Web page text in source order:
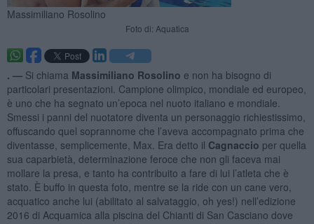
Massimiliano Rosolino
Foto di: Aquatica
. — Si chiama Massimiliano Rosolino e non ha bisogno di
particolari presentazioni. Campione olimpico, mondiale ed europeo,
è uno che ha segnato un’epoca nel nuoto italiano e mondiale.
Smessi i panni del nuotatore diventa un personaggio richiestissimo,
offuscando quel soprannome che l’aveva accompagnato prima che
diventasse, semplicemente, Max. Era detto il Cagnaccio per quella
sua caparbietà, determinazione feroce che non gli faceva mai
mollare la presa, e tanto ha contribuito a fare di lui l’atleta che è
stato. È buffo in questa foto, mentre se la ride con un cane vero,
acquatico anche lui (abilitato al salvataggio, oh yes!) nell’edizione
2016 di Acquamica alla piscina del Chianti di San Casciano dove